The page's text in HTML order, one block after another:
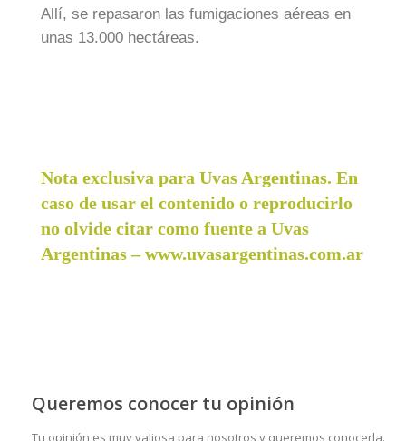
Allí, se repasaron las fumigaciones aéreas en
unas 13.000 hectáreas.
Nota exclusiva para Uvas Argentinas. En
caso de usar el contenido o reproducirlo
no olvide citar como fuente a Uvas
Argentinas – www.uvasargentinas.com.ar
Queremos conocer tu opinión
Tu opinión es muy valiosa para nosotros y queremos conocerla.